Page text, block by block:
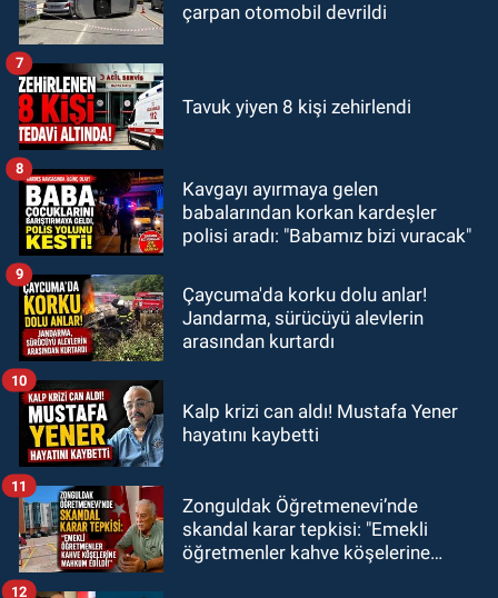
çarpan otomobil devrildi
Tavuk yiyen 8 kişi zehirlendi
7
Kavgayı ayırmaya gelen
babalarından korkan kardeşler
polisi aradı: "Babamız bizi vuracak"
8
Çaycuma'da korku dolu anlar!
Jandarma, sürücüyü alevlerin
arasından kurtardı
9
Kalp krizi can aldı! Mustafa Yener
hayatını kaybetti
10
Zonguldak Öğretmenevi’nde
skandal karar tepkisi: "Emekli
öğretmenler kahve köşelerine
11
12